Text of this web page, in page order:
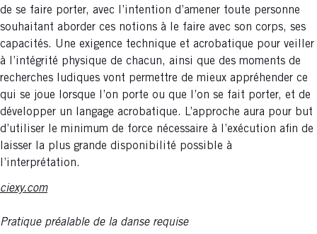
de se faire porter, avec l’intention d’amener toute personne
souhaitant aborder ces notions à le faire avec son corps, ses
capacités. Une exigence technique et acrobatique pour veiller
à l’intégrité physique de chacun, ainsi que des moments de
recherches ludiques vont permettre de mieux appréhender ce
qui se joue lorsque l’on porte ou que l’on se fait porter, et de
développer un langage acrobatique. L’approche aura pour but
d’utiliser le minimum de force nécessaire à l’exécution afin de
laisser la plus grande disponibilité possible à
l’interprétation.
ciexy.com
Pratique préalable de la danse requise